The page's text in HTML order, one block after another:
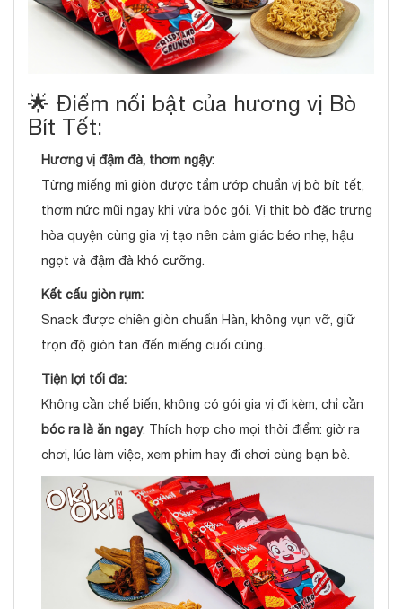
🌟 Điểm nổi bật của hương vị Bò
Bít Tết:
Hương vị đậm đà, thơm ngậy:
Từng miếng mì giòn được tẩm ướp chuẩn vị bò bít tết,
thơm nức mũi ngay khi vừa bóc gói. Vị thịt bò đặc trưng
hòa quyện cùng gia vị tạo nên cảm giác béo nhẹ, hậu
ngọt và đậm đà khó cưỡng.
Kết cấu giòn rụm:
Snack được chiên giòn chuẩn Hàn, không vụn vỡ, giữ
trọn độ giòn tan đến miếng cuối cùng.
Tiện lợi tối đa:
Không cần chế biến, không có gói gia vị đi kèm, chỉ cần
bóc ra là ăn ngay. Thích hợp cho mọi thời điểm: giờ ra
chơi, lúc làm việc, xem phim hay đi chơi cùng bạn bè.